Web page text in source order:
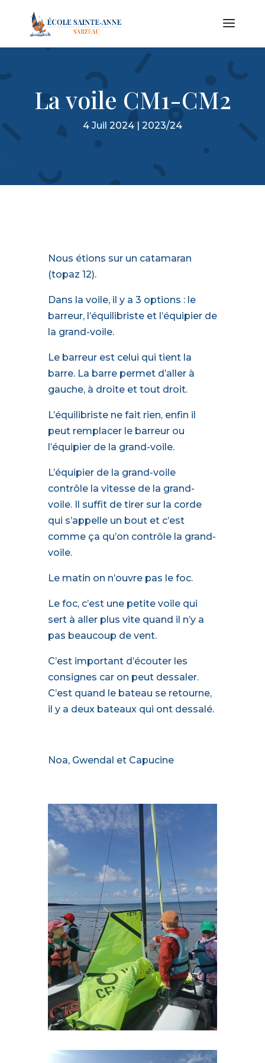
La voile CM1-CM2
4 Juil 2024 | 2023/24
Nous étions sur un catamaran
(topaz 12).
Dans la voile, il y a 3 options : le
barreur, l’équilibriste et l’équipier de
la grand-voile.
Le barreur est celui qui tient la
barre. La barre permet d’aller à
gauche, à droite et tout droit.
L’équilibriste ne fait rien‚ enfin il
peut remplacer le barreur ou
l’équipier de la grand-voile.
L’équipier de la grand-voile
contrôle la vitesse de la grand-
voile. Il suffit de tirer sur la corde
qui s’appelle un bout et c’est
comme ça qu’on contrôle la grand-
voile.
Le matin on n’ouvre pas le foc.
Le foc, c’est une petite voile qui
sert à aller plus vite quand il n’y a
pas beaucoup de vent.
C’est important d’écouter les
consignes car on peut dessaler.
C’est quand le bateau se retourne,
il y a deux bateaux qui ont dessalé.
Noa, Gwendal et Capucine